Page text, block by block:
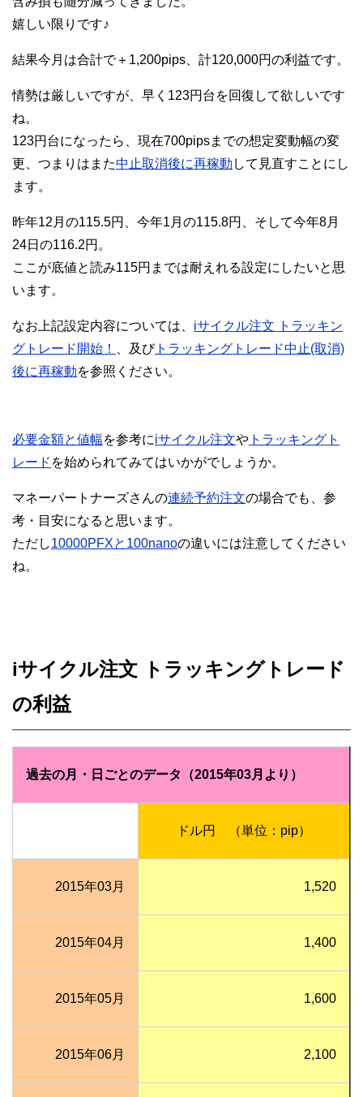
嬉しい限りです♪
結果今月は合計で＋1,200pips、計120,000円の利益です。
情勢は厳しいですが、早く123円台を回復して欲しいです
ね。
123円台になったら、現在700pipsまでの想定変動幅の変
更、つまりはまた中止取消後に再稼動 して見直すことにし
ます。
昨年12月の115.5円、今年1月の115.8円、そして今年8月
24日の116.2円。
ここが底値と読み115円までは耐えれる設定にしたいと思
います。
なお上記設定内容については、 iサイクル注文 トラッキン
グトレード開始！
、及びトラッキングトレード中止(取消)
後に再稼動を参照ください。
必要金額と値幅を参考にiサイクル注文や トラッキングト
レード を始められてみてはいかがでしょうか。
マネーパートナーズさんの連続予約注文の場合でも、参
考・目安になると思います。
ただし10000PFXと100nanoの違いには注意してください
ね。
iサイクル注文 トラッキングトレード
の利益
過去の月・日ごとのデータ（2015年03月より）
ドル円 （単位：pip）
2015年03月 1,520
2015年04月 1,400
2015年05月 1,600
2015年06月 2,100